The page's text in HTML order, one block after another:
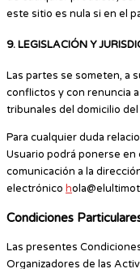
este sitio es nula si en el
9. LEGISLACIÓN Y
Las partes se someten, a
conflictos y con renuncia
tribunales del domicilio del
Para cualquier duda
Usuario podrá ponerse
comunicación a la
electrónico h
Condiciones
Las presentes
Organizadores de las